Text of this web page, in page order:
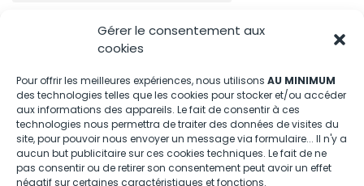
Gérer le consentement aux
cookies
Pour offrir les meilleures expériences, nous utilisons AU MINIMUM
des technologies telles que les cookies pour stocker et/ou accéder
aux informations des appareils. Le fait de consentir à ces
technologies nous permettra de traiter des données de visites du
site, pour pouvoir nous envoyer un message via formulaire... Il n'y a
aucun but publicitaire sur ces cookies techniques. Le fait de ne
pas consentir ou de retirer son consentement peut avoir un effet
négatif sur certaines caractéristiques et fonctions.
Nous contacter
04.88.08.75.28
contactBT@bleu-tomate.fr
Kit média
Kit média Bleu Tomate